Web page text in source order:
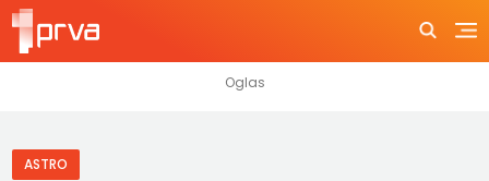
ASTRO